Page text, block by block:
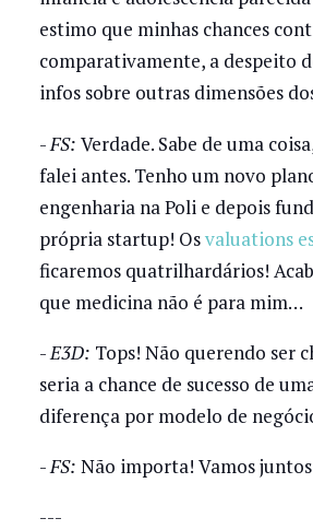
estimo que minhas chances
comparativamente, a despeito
infos sobre outras dimensões
- FS: Verdade. Sabe de uma
falei antes. Tenho um novo
engenharia na Poli e depois
própria startup! Osvaluations
ficaremos quatrilhardários!
que medicina não é para mim…
-E3D: Tops! Não querendo ser
seria a chance de sucesso de
diferença por modelo de
-FS: Não importa! Vamos
---